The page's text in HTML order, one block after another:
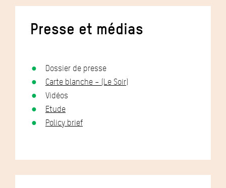
Presse et médias
Dossier de presse
Carte blanche – (Le Soir)
Vidéos
Etude
Policy brief